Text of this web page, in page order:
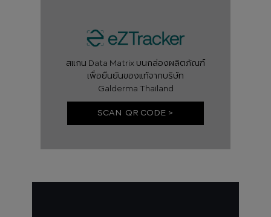
สแกน Data Matrix บนกล่องผลิตภัณฑ์
เพื่อยืนยันของแท้จากบริษัท
Galderma Thailand
SCAN QR CODE >